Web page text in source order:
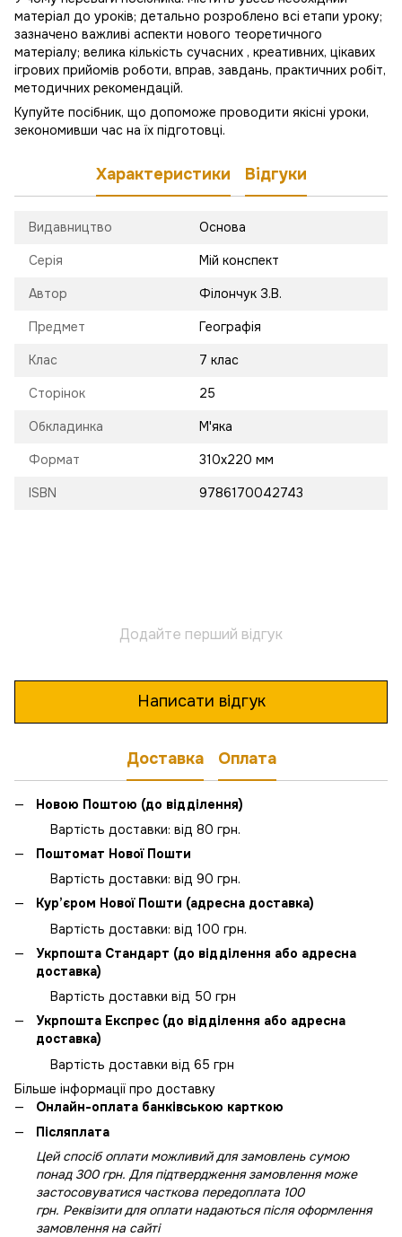
матеріал до уроків; детально розроблено всі етапи уроку;
зазначено важливі аспекти нового теоретичного
матеріалу; велика кількість сучасних , креативних, цікавих
ігрових прийомів роботи, вправ, завдань, практичних робіт,
методичних рекомендацій.
Купуйте посібник, що допоможе проводити якісні уроки,
зекономивши час на їх підготовці.
Характеристики Відгуки
Видавництво Основа
Серія Мій конспект
Автор Філончук З.В.
Предмет Географія
Клас 7 клас
Сторінок 25
Обкладинка М'яка
Формат 310х220 мм
ISBN 9786170042743
Додайте перший відгук
Написати відгук
Доставка Оплата
Новою Поштою (до відділення)
Вартість доставки: від 80 грн.
Поштомат Нової Пошти
Вартість доставки: від 90 грн.
Кур’єром Нової Пошти (адресна доставка)
Вартість доставки: від 100 грн.
Укрпошта Стандарт (до відділення або адресна
доставка)
Вартість доставки від 50 грн
Укрпошта Експрес (до відділення або адресна
доставка)
Вартість доставки від 65 грн
Більше інформації про доставку
Онлайн-оплата банківською карткою
Післяплата
Цей спосіб оплати можливий для замовлень сумою
понад 300 грн. Для підтвердження замовлення може
застосовуватися часткова передоплата 100
грн. Реквізити для оплати надаються після оформлення
замовлення на сайті